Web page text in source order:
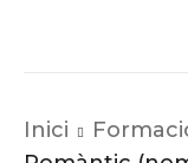
Inici